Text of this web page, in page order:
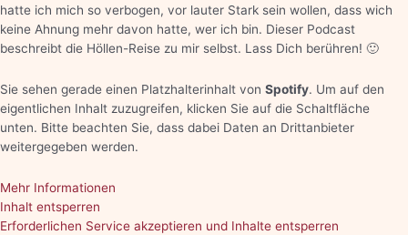
hatte ich mich so verbogen, vor lauter Stark sein wollen, dass wich
keine Ahnung mehr davon hatte, wer ich bin. Dieser Podcast
beschreibt die Höllen-Reise zu mir selbst. Lass Dich berühren! 🙂
Sie sehen gerade einen Platzhalterinhalt von Spotify. Um auf den
eigentlichen Inhalt zuzugreifen, klicken Sie auf die Schaltfläche
unten. Bitte beachten Sie, dass dabei Daten an Drittanbieter
weitergegeben werden.
Mehr Informationen
Inhalt entsperren
Erforderlichen Service akzeptieren und Inhalte entsperren